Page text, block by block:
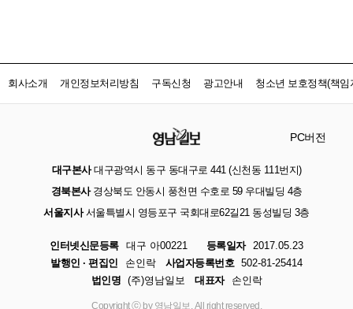
회사소개 개인정보처리방침 구독신청 광고안내 청소년 보호정책(책임
PC버전
대구본사대구광역시 동구 동대구로 441 (신천동 111번지)
경북본사경상북도 안동시 풍천면 수호로 59 우대빌딩 4층
서울지사서울특별시 영등포구 국회대로62길21 동성빌딩 3층
인터넷신문등록 대구 아00221 등록일자
2017.05.23
발행인 · 편집인
손인락 사업자등록번호 502-81-25414
법인명 (주)영남일보 대표자 손인락
Copyright ⓒ by 영남일보, All right reserved.